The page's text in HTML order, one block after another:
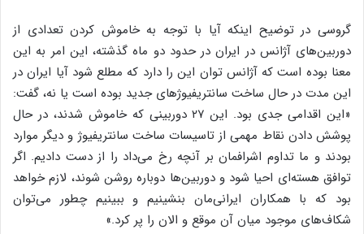
گروسی در توضیح اینکه آیا با توجه به خاموش کردن تعدادی از
دوربین‌های آژانس در ایران در حدود دو ماه گذشته، این امر به این
معنا بوده است که آژانس توان این را دارد که مطلع شود آیا ایران در
این مدت در حال ساخت سانتریفیوژهای جدید بوده است یا نه، گفت:
«این اقدامی جدی بود. این ۲۷ دوربینی که خاموش شدند، در حال
پوشش دادن نقاط مهمی از تاسیسات ساخت سانتریفیوژ و دیگر موارد
بودند و ما تداوم اشرافمان بر آنچه رخ می‌داد را از دست دادیم. اگر
توافق هسته‌ای احیا شود و دوربین‌ها دوباره روشن شوند، لازم خواهد
بود که با همکاران ایرانی‌مان بنشینیم و ببینیم چطور می‌توان
شکاف‌های موجود میان آن موقع و الان را پر کرد.»